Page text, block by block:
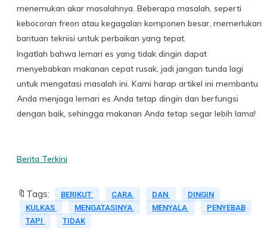
menemukan akar masalahnya. Beberapa masalah, seperti
kebocoran freon atau kegagalan komponen besar, memerlukan
bantuan teknisi untuk perbaikan yang tepat.
Ingatlah bahwa lemari es yang tidak dingin dapat
menyebabkan makanan cepat rusak, jadi jangan tunda lagi
untuk mengatasi masalah ini. Kami harap artikel ini membantu
Anda menjaga lemari es Anda tetap dingin dan berfungsi
dengan baik, sehingga makanan Anda tetap segar lebih lama!
Berita Terkini
🔖Tags: BERIKUT CARA DAN
DINGIN
KULKAS
MENGATASINYA MENYALA
PENYEBAB
TAPI
TIDAK